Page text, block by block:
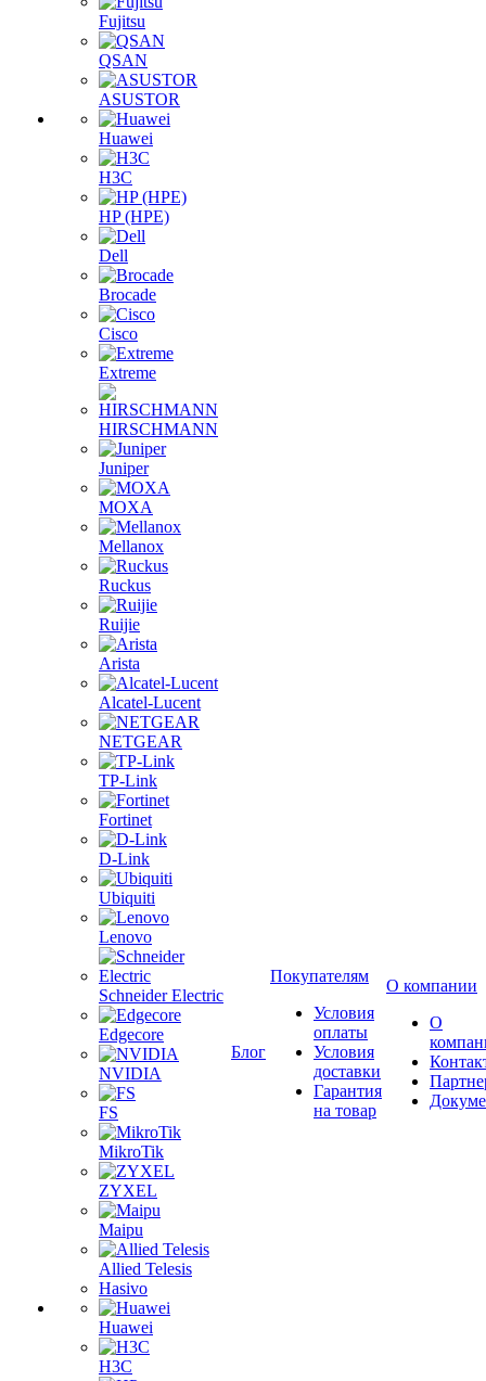
Fujitsu
QSAN
ASUSTOR
Huawei
H3C
HP (HPE)
Dell
Brocade
Cisco
Extreme
HIRSCHMANN
Juniper
MOXA
Mellanox
Ruckus
Ruijie
Arista
Alcatel-Lucent
NETGEAR
TP-Link
Fortinet
D-Link
Ubiquiti
Lenovo
Schneider Electric
Edgecore
NVIDIA
FS
MikroTik
ZYXEL
Maipu
Allied Telesis
Hasivo
Huawei
H3C
Блог
Покупателям
Условия
оплаты
Условия
доставки
Гарантия
на товар
О компании
О